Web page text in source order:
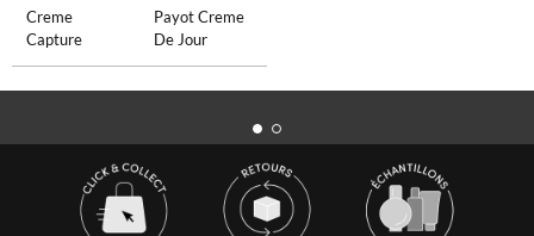
Creme
Capture
Payot Creme
De Jour